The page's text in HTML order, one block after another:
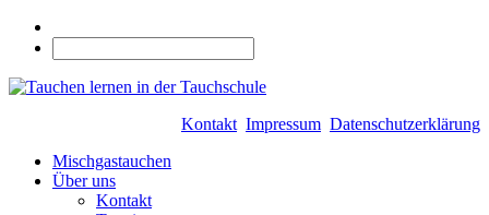
Kontakt Impressum Datenschutzerklärung
Mischgastauchen
Über uns
Kontakt